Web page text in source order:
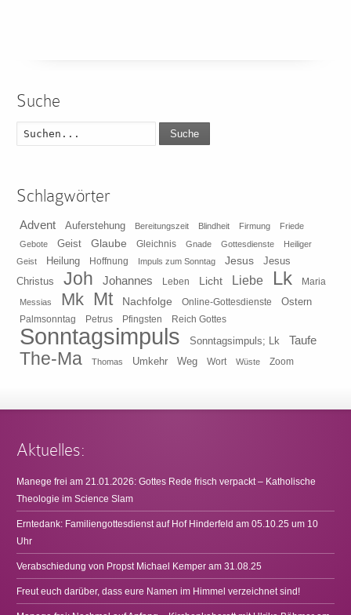
Suche
Suche
Schlagwörter
Advent Auferstehung Bereitungszeit Blindheit Firmung
Friede
Gebote
Geist Glaube Gleichnis Gnade Gottesdienste
Heiliger
Geist
Heilung Hoffnung Impuls zum Sonntag Jesus
Jesus
Christus
Joh Johannes Leben Licht Liebe Lk Maria
Messias Mk Mt Nachfolge Online-Gottesdienste Ostern
Palmsonntag Petrus Pfingsten Reich Gottes
Sonntagsimpuls Sonntagsimpuls; Lk Taufe
The-Ma Thomas Umkehr Weg Wort Wüste Zoom
Aktuelles:
Manege frei am 21.01.2026: Gottes Rede frisch verpackt – Katholische
Theologie im Science Slam
Erntedank: Familiengottesdienst auf Hof Hinderfeld am 05.10.25 um 10
Uhr
Verabschiedung von Propst Michael Kemper am 31.08.25
Freut euch darüber, dass eure Namen im Himmel verzeichnet sind!